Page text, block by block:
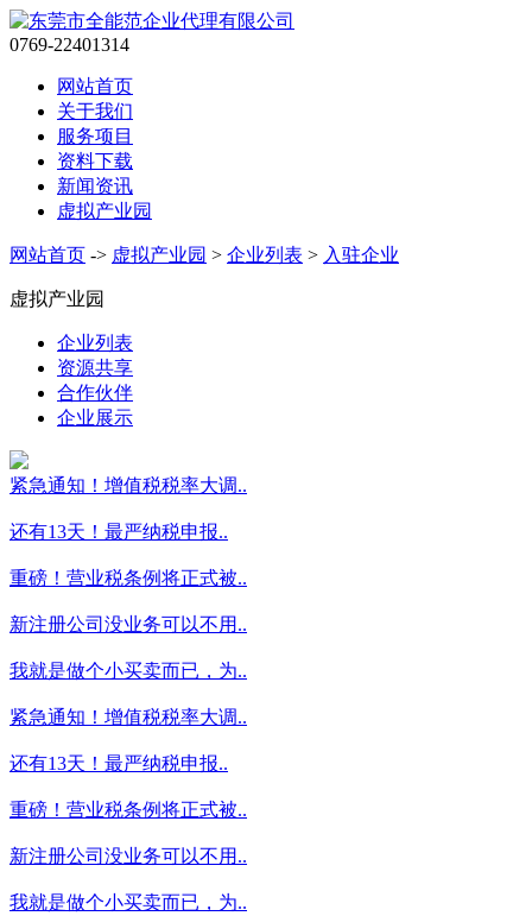
0769-22401314
网站首页
关于我们
服务项目
资料下载
新闻资讯
虚拟产业园
网站首页 -> 虚拟产业园 > 企业列表 > 入驻企业
虚拟产业园
企业列表
资源共享
合作伙伴
企业展示
紧急通知！增值税税率大调..
还有13天！最严纳税申报..
重磅！营业税条例将正式被..
新注册公司没业务可以不用..
我就是做个小买卖而已，为..
紧急通知！增值税税率大调..
还有13天！最严纳税申报..
重磅！营业税条例将正式被..
新注册公司没业务可以不用..
我就是做个小买卖而已，为..